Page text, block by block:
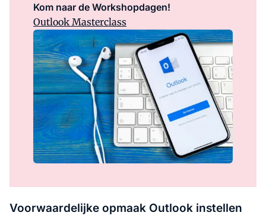
Kom naar de Workshopdagen!
Outlook Masterclass
Voorwaardelijke opmaak Outlook instellen